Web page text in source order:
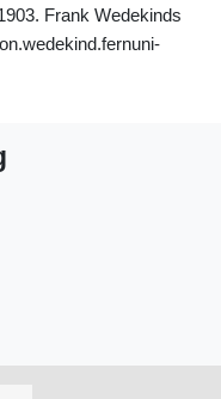
Frank Wedekinds